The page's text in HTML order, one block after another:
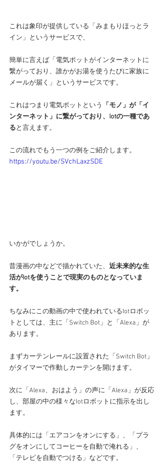
これは象印が提供している「みまもりほっとラ
イン」というサービスで、
簡単に言えば「電気ポットがインターネットに
繋がっており、誰かがお湯を使うたびに家族に
メールが届く」というサービスです。
これはつまり電気ポットという
「モノ」が「イ
ンターネット」に繋がっており、Iotの一種であ
ると言えます。
この流れでもう一つの例をご紹介します。
https://youtu.be/SVchLaxzSDE
いかがでしょうか。
昔漫画の中などで描かれていた、 近未来的な生
活がIotを使うことで現実のものとなっていま
す。
ちなみにこの動画の中で使われているIotロボッ
トとしては、主に「Switch Bot」と「Alexa」が
あります。
まずカーテンレールに設置された「Switch Bot」
がタイマーで作動しカーテンを開けます。
次に「Alexa、おはよう」の声に「Alexa」が反応
し、部屋の中の様々なIotロボットに指示を出し
ます。
具体的には「エアコンをオンにする」、「プラ
グをオンにしてコーヒーを自動で淹れる」、
「テレビを自動でつける」などです。